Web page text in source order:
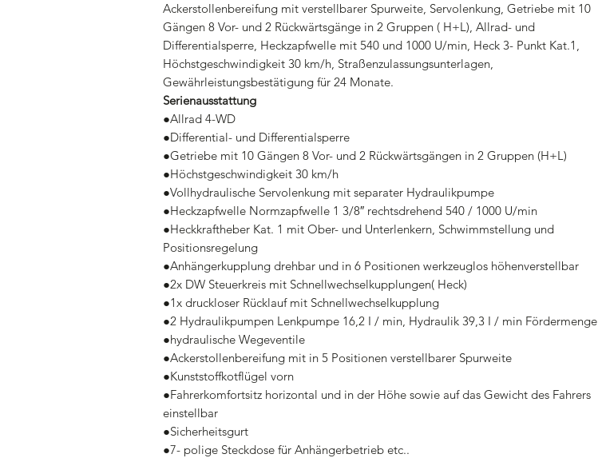
Ackerstollenbereifung mit verstellbarer Spurweite, Servolenkung, Getriebe mit 10
Gängen 8 Vor- und 2 Rückwärtsgänge in 2 Gruppen ( H+L), Allrad- und
Differentialsperre, Heckzapfwelle mit 540 und 1000 U/min, Heck 3- Punkt Kat.1,
Höchstgeschwindigkeit 30 km/h, Straßenzulassungsunterlagen,
Gewährleistungsbestätigung für 24 Monate.
Serienausstattung
●Allrad 4-WD
●Differential- und Differentialsperre
●Getriebe mit 10 Gängen 8 Vor- und 2 Rückwärtsgängen in 2 Gruppen (H+L)
●Höchstgeschwindigkeit 30 km/h
●Vollhydraulische Servolenkung mit separater Hydraulikpumpe
●Heckzapfwelle Normzapfwelle 1 3/8″ rechtsdrehend 540 / 1000 U/min
●Heckkraftheber Kat. 1 mit Ober- und Unterlenkern, Schwimmstellung und
Positionsregelung
●Anhängerkupplung drehbar und in 6 Positionen werkzeuglos höhenverstellbar
●2x DW Steuerkreis mit Schnellwechselkupplungen( Heck)
●1x druckloser Rücklauf mit Schnellwechselkupplung
●2 Hydraulikpumpen Lenkpumpe 16,2 I / min, Hydraulik 39,3 I / min Fördermenge
●hydraulische Wegeventile
●Ackerstollenbereifung mit in 5 Positionen verstellbarer Spurweite
●Kunststoffkotflügel vorn
●Fahrerkomfortsitz horizontal und in der Höhe sowie auf das Gewicht des Fahrers
einstellbar
●Sicherheitsgurt
●7- polige Steckdose für Anhängerbetrieb etc..